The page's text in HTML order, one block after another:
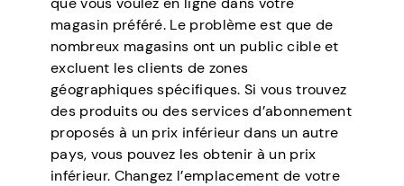
magasin préféré. Le problème est que de
nombreux magasins ont un public cible et
excluent les clients de zones
géographiques spécifiques. Si vous trouvez
des produits ou des services d’abonnement
proposés à un prix inférieur dans un autre
pays, vous pouvez les obtenir à un prix
inférieur. Changez l’emplacement de votre